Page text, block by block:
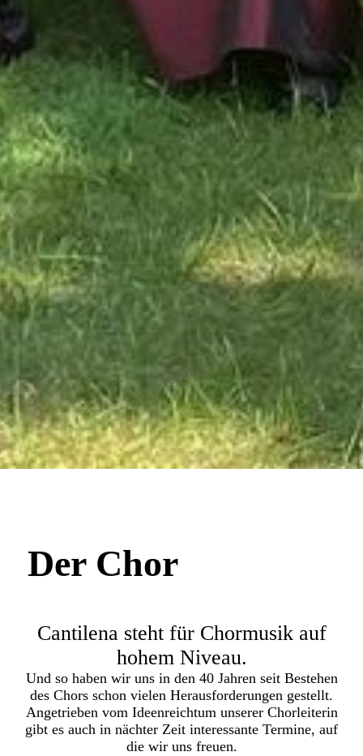
Der Chor
Cantilena steht für Chormusik auf
hohem Niveau.
Und so haben wir uns in den 40 Jahren seit Bestehen
des Chors schon vielen Herausforderungen gestellt.
Angetrieben vom Ideenreichtum unserer Chorleiterin
gibt es auch in nächter Zeit interessante Termine, auf
die wir uns freuen.